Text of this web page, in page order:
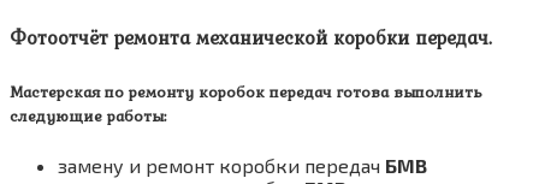
Фотоотчёт ремонта механической коробки передач.
Мастерская по ремонту коробок передач готова выполнить
следующие работы:
замену и ремонт коробки передач БМВ